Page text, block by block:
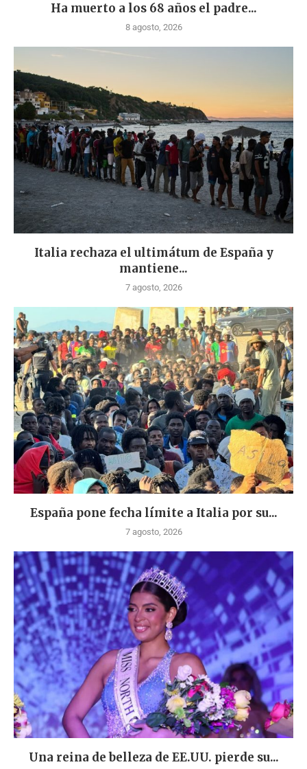
Ha muerto a los 68 años el padre...
8 agosto, 2026
Italia rechaza el ultimátum de España y
mantiene...
7 agosto, 2026
España pone fecha límite a Italia por su...
7 agosto, 2026
Una reina de belleza de EE.UU. pierde su...